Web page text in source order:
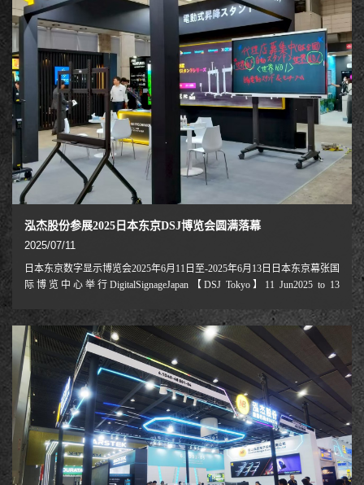
创新研发成果，尽显行业头部品牌的技
泓杰股份参展2025日本东京DSJ博览会圆满落幕
2025/07/11
日本东京数字显示博览会2025年6月11日至-2025年6月13日日本东京幕张国
际博览中心举行DigitalSignageJapan【DSJ Tokyo】11 Jun2025 to 13
牌行业展，做为电动升降移动推车行业领先的NB Ergonomic是第一次参加
此展会因经过去年参展日本教育展会已有一些老客户在市面上开始使用我
司产品，且反响较好，不少日本老客户及新客户再次来访我们摊位，且对
后续合作方式部